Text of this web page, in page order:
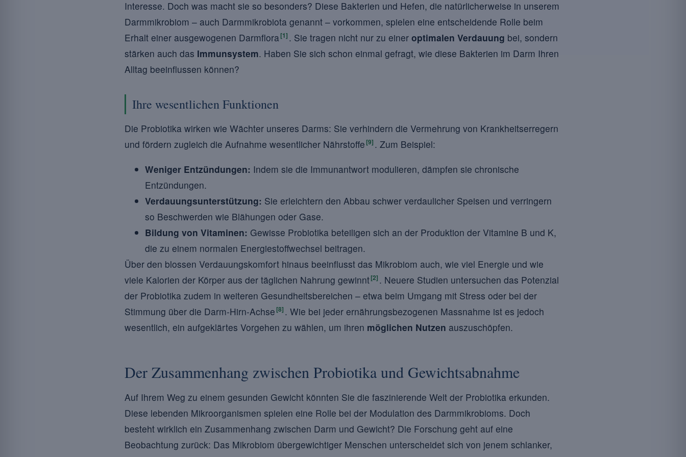
Interesse. Doch was macht sie so besonders? Diese Bakterien und Hefen, die natürlicherweise in unserem
Darmmikrobiom – auch Darmmikrobiota genannt – vorkommen, spielen eine entscheidende Rolle beim
Erhalt einer ausgewogenen Darmflora[1] . Sie tragen nicht nur zu einer optimalen Verdauung bei, sondern
stärken auch das Immunsystem. Haben Sie sich schon einmal gefragt, wie diese Bakterien im Darm Ihren
Alltag beeinflussen können?
Ihre wesentlichen Funktionen
Die Probiotika wirken wie Wächter unseres Darms: Sie verhindern die Vermehrung von Krankheitserregern
und fördern zugleich die Aufnahme wesentlicher Nährstoffe [9] . Zum Beispiel:
Weniger Entzündungen: Indem sie die Immunantwort modulieren, dämpfen sie chronische
Entzündungen.
Verdauungsunterstützung: Sie erleichtern den Abbau schwer verdaulicher Speisen und verringern
so Beschwerden wie Blähungen oder Gase.
Bildung von Vitaminen: Gewisse Probiotika beteiligen sich an der Produktion der Vitamine B und K,
die zu einem normalen Energiestoffwechsel beitragen.
Über den blossen Verdauungskomfort hinaus beeinflusst das Mikrobiom auch, wie viel Energie und wie
viele Kalorien der Körper aus der täglichen Nahrung gewinnt[2] . Neuere Studien untersuchen das Potenzial
der Probiotika zudem in weiteren Gesundheitsbereichen – etwa beim Umgang mit Stress oder bei der
Stimmung über die Darm-Hirn-Achse [8] . Wie bei jeder ernährungsbezogenen Massnahme ist es jedoch
wesentlich, ein aufgeklärtes Vorgehen zu wählen, um ihren möglichen Nutzen auszuschöpfen.
Der Zusammenhang zwischen Probiotika und Gewichtsabnahme
Auf Ihrem Weg zu einem gesunden Gewicht könnten Sie die faszinierende Welt der Probiotika erkunden.
Diese lebenden Mikroorganismen spielen eine Rolle bei der Modulation des Darmmikrobioms. Doch
besteht wirklich ein Zusammenhang zwischen Darm und Gewicht? Die Forschung geht auf eine
Beobachtung zurück: Das Mikrobiom übergewichtiger Menschen unterscheidet sich von jenem schlanker,